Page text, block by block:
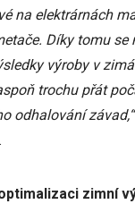
na elektrárnách
Díky tomu
výroby v
trochu přát
odhalování závad,“
.
zimní